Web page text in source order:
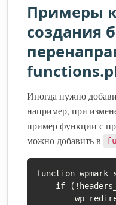
Примеры
создания
Иногда нужно
например, при
пример функции с
можно добавить в
function